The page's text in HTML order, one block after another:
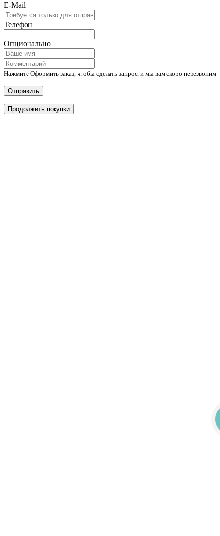
E-Mail
Телефон
Опционально
Нажмите Оформить заказ, чтобы сделать запрос, и мы вам скоро перезвоним
Отправить
Продолжить покупки